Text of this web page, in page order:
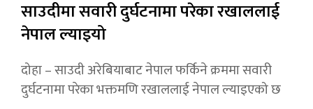
साउदीमा सवारी दुर्घटनामा परेका रखाललाई
नेपाल ल्याइयो
दोहा – साउदी अरेबियाबाट नेपाल फर्किने क्रममा सवारी
दुर्घटनामा परेका भक्तमणि रखाललाई नेपाल ल्याइएको छ